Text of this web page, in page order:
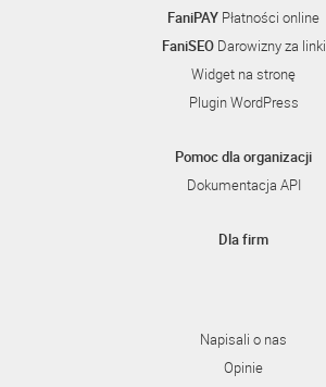
FaniPAY Płatności online
FaniSEODarowizny za linki
Widget na stronę
Plugin WordPress
Pomoc dla organizacji
Dokumentacja API
Dla firm
Napisali o nas
Opinie